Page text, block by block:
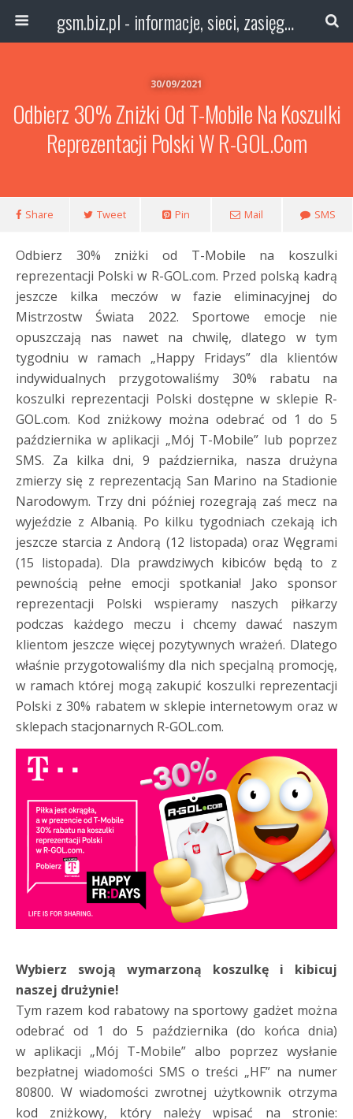
gsm.biz.pl - informacje, sieci, zasięg technologie
30/09/2021
Odbierz 30% Zniżki Od T-Mobile Na Koszulki
Reprezentacji Polski W R-GOL.com
Share Tweet Pin Mail SMS
Odbierz 30% zniżki od T-Mobile na koszulki
reprezentacji Polski w R-GOL.com. Przed polską kadrą
jeszcze kilka meczów w fazie eliminacyjnej do
Mistrzostw Świata 2022. Sportowe emocje nie
opuszczają nas nawet na chwilę, dlatego w tym
tygodniu w ramach „Happy Fridays” dla klientów
indywidualnych przygotowaliśmy 30% rabatu na
koszulki reprezentacji Polski dostępne w sklepie R-
GOL.com. Kod zniżkowy można odebrać od 1 do 5
października w aplikacji „Mój T-Mobile” lub poprzez
SMS. Za kilka dni, 9 października, nasza drużyna
zmierzy się z reprezentacją San Marino na Stadionie
Narodowym. Trzy dni później rozegrają zaś mecz na
wyjeździe z Albanią. Po kilku tygodniach czekają ich
jeszcze starcia z Andorą (12 listopada) oraz Węgrami
(15 listopada). Dla prawdziwych kibiców będą to z
pewnością pełne emocji spotkania! Jako sponsor
reprezentacji Polski wspieramy naszych piłkarzy
podczas każdego meczu i chcemy dawać naszym
klientom jeszcze więcej pozytywnych wrażeń. Dlatego
właśnie przygotowaliśmy dla nich specjalną promocję,
w ramach której mogą zakupić koszulki reprezentacji
Polski z 30% rabatem w sklepie internetowym oraz w
sklepach stacjonarnych R-GOL.com.
Wybierz swoją wymarzoną koszulkę i kibicuj
naszej drużynie!
Tym razem kod rabatowy na sportowy gadżet można
odebrać od 1 do 5 października (do końca dnia)
w aplikacji „Mój T-Mobile” albo poprzez wysłanie
bezpłatnej wiadomości SMS o treści „HF” na numer
80800. W wiadomości zwrotnej użytkownik otrzyma
kod zniżkowy, który należy wpisać na stronie: